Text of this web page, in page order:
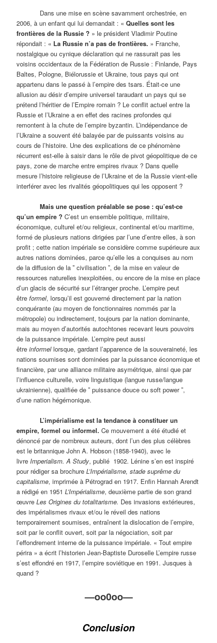
Dans une mise en scène savamment orchestrée, en
2006, à un enfant qui lui demandait : «Quelles sont les
frontières de la Russie ? » le président Vladimir Poutine
répondait : « La Russie n’a pas de frontières. » Franche,
nostalgique ou cynique déclaration qui ne rassurait pas les
voisins occidentaux de la Fédération de Russie : Finlande, Pays
Baltes, Pologne, Biélorussie et Ukraine, tous pays qui ont
appartenu dans le passé à l’empire des tsars. Était-ce une
allusion au désir d’empire universel taraudant un pays qui se
prétend l’héritier de l’Empire romain ? Le conflit actuel entre la
Russie et l’Ukraine a en effet des racines profondes qui
remontent à la chute de l’empire byzantin. L’indépendance de
l’Ukraine a souvent été balayée par de puissants voisins au
cours de l’histoire. Une des explications de ce phénomène
récurrent est-elle à saisir dans le rôle de pivot géopolitique de ce
pays, zone de marche entre empires rivaux ? Dans quelle
mesure l’histoire religieuse de l’Ukraine et de la Russie vient-elle
interférer avec les rivalités géopolitiques qui les opposent ?
Mais une question préalable se pose : qu’est-ce
qu’un empire ?C’est un ensemble politique, militaire,
économique, culturel et/ou religieux, continental et/ou maritime,
formé de plusieurs nations dirigées par l’une d’entre elles, à son
profit ; cette nation impériale se considère comme supérieure aux
autres nations dominées, parce qu’elle les a conquises au nom
de la diffusion de la ‟ civilisation ˮ, de la mise en valeur de
ressources naturelles inexploitées, ou encore de la mise en place
d’un glacis de sécurité sur l’étranger proche. L’empire peut
êtreformel, lorsqu’il est gouverné directement par la nation
conquérante (au moyen de fonctionnaires nommés par la
métropole) ou indirectement, toujours par la nation dominante,
mais au moyen d’autorités autochtones recevant leurs pouvoirs
de la puissance impériale. L’empire peut aussi
êtreinformellorsque, gardant l’apparence de la souveraineté, les
nations soumises sont dominées par la puissance économique et
financière, par une alliance militaire asymétrique, ainsi que par
l’influence culturelle, voire linguistique (langue russe/langue
ukrainienne), qualifiée de ‟ puissance douce ou soft power ˮ,
d’une nation hégémonique.
L’impérialisme est la tendance à constituer un
empire, formel ou informel. Ce mouvement a été étudié et
dénoncé par de nombreux auteurs, dont l’un des plus célèbres
est le britannique John A. Hobson (1858-1940), avec le
livreImperialism. A Study, publié 1902. Lénine s’en est inspiré
pour rédiger sa brochureL’Impérialisme, stade suprême du
capitalisme, imprimée à Pétrograd en 1917. Enfin Hannah Arendt
a rédigé en 1951L’Impérialisme, deuxième partie de son grand
œuvre Les Origines du totalitarisme. Des invasions extérieures,
des impérialismes rivaux et/ou le réveil des nations
temporairement soumises, entraînent la dislocation de l’empire,
soit par le conflit ouvert, soit par la négociation, soit par
l’effondrement interne de la puissance impériale. « Tout empire
périra » a écrit l’historien Jean-Baptiste Duroselle L’empire russe
s’est effondré en 1917, l’empire soviétique en 1991. Jusques à
quand ?
—oo0oo—
Conclusion